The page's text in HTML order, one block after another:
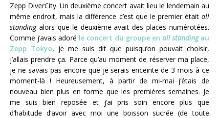
Zepp DiverCity. Un deuxième concert avait lieu le lendemain au
même endroit, mais la différence c’est que le premier était all
standingalors que le deuxième avait des places numérotées.
Comme j’avais adoré le concert du groupe en all standingau
Zepp Tokyo, je me suis dit que puisqu’on pouvait choisir,
j’allais prendre ça. Parce qu’au moment de réserver ma place,
je ne savais pas encore que je serais enceinte de 3 mois à ce
moment-là ! Heureusement, à partir de mi-mai j’étais de
nouveau bien plus en forme que les premières semaines. Je
me suis bien reposée et j’ai pris soin encore plus que
d’habitude d’avoir avec moi une boisson sucrée (de toute